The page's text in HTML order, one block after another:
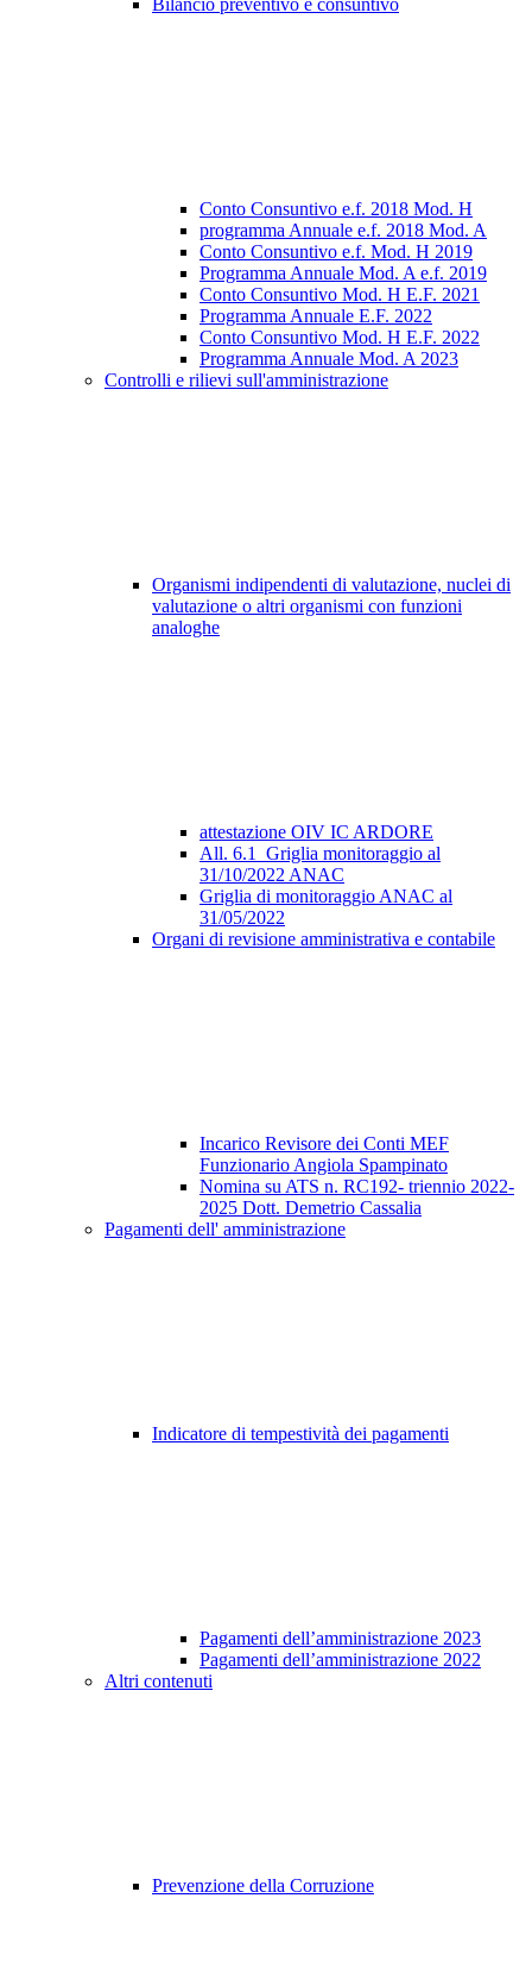
Bilancio preventivo e consuntivo
Conto Consuntivo e.f. 2018 Mod. H
programma Annuale e.f. 2018 Mod. A
Conto Consuntivo e.f. Mod. H 2019
Programma Annuale Mod. A e.f. 2019
Conto Consuntivo Mod. H E.F. 2021
Programma Annuale E.F. 2022
Conto Consuntivo Mod. H E.F. 2022
Programma Annuale Mod. A 2023
Controlli e rilievi sull'amministrazione
Organismi indipendenti di valutazione, nuclei di
valutazione o altri organismi con funzioni
analoghe
attestazione OIV IC ARDORE
All. 6.1_Griglia monitoraggio al
31/10/2022 ANAC
Griglia di monitoraggio ANAC al
31/05/2022
Organi di revisione amministrativa e contabile
Incarico Revisore dei Conti MEF
Funzionario Angiola Spampinato
Nomina su ATS n. RC192- triennio 2022-
2025 Dott. Demetrio Cassalia
Pagamenti dell' amministrazione
Indicatore di tempestività dei pagamenti
Pagamenti dell’amministrazione 2023
Pagamenti dell’amministrazione 2022
Altri contenuti
Prevenzione della Corruzione